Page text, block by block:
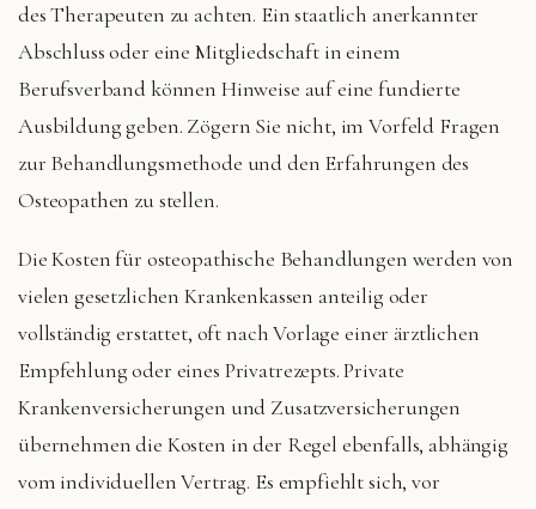
des Therapeuten zu achten. Ein staatlich anerkannter
Abschluss oder eine Mitgliedschaft in einem
Berufsverband können Hinweise auf eine fundierte
Ausbildung geben. Zögern Sie nicht, im Vorfeld Fragen
zur Behandlungsmethode und den Erfahrungen des
Osteopathen zu stellen.
Die Kosten für osteopathische Behandlungen werden von
vielen gesetzlichen Krankenkassen anteilig oder
vollständig erstattet, oft nach Vorlage einer ärztlichen
Empfehlung oder eines Privatrezepts. Private
Krankenversicherungen und Zusatzversicherungen
übernehmen die Kosten in der Regel ebenfalls, abhängig
vom individuellen Vertrag. Es empfiehlt sich, vor